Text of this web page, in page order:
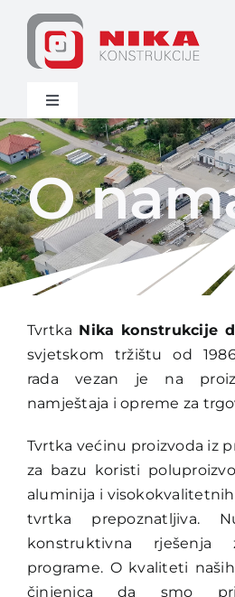
content
Toggle
Navigation
Naslovna
Asortiman
O nama
Novosti
Ostalo
Kontakt
Traži...
O
Tvrtka Nika konstrukcije
svjetskom tržištu od
rada vezan je na
namještaja i opreme za
Tvrtka većinu proizvoda iz
za bazu koristi
aluminija i
tvrtka prepoznatljiva.
konstruktivna
programe. O kvaliteti
činjenica da smo